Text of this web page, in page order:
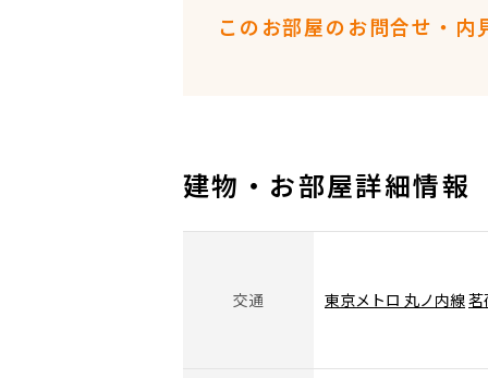
このお部屋のお問合せ・内
建物・お部屋詳細情報
交通 東京メトロ 丸ノ内線茗